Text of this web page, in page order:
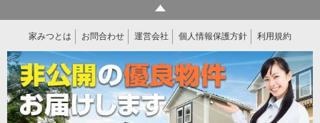
家みつとは お問合わせ 運営会社 個人情報保護方針 利用規約